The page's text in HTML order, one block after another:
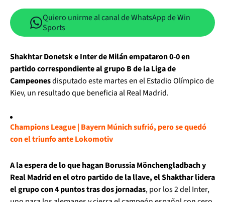
Quiero unirme al canal de WhatsApp de Win
Sports
Shakhtar Donetsk e Inter de Milán empataron 0-0 en
partido correspondiente al grupo B de la Liga de
Campeonesdisputado este martes en el Estadio Olímpico de
Kiev, un resultado que beneficia al Real Madrid.
Champions League | Bayern Múnich sufrió, pero se quedó
con el triunfo ante Lokomotiv
A la espera de lo que hagan Borussia Mönchengladbach y
Real Madrid en el otro partido de la llave, el Shakthar lidera
el grupo con 4 puntos tras dos jornadas, por los 2 del Inter,